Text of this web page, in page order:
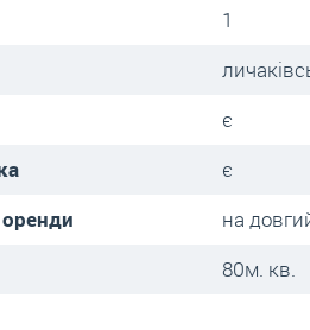
1
є
є
на
80м. кв.